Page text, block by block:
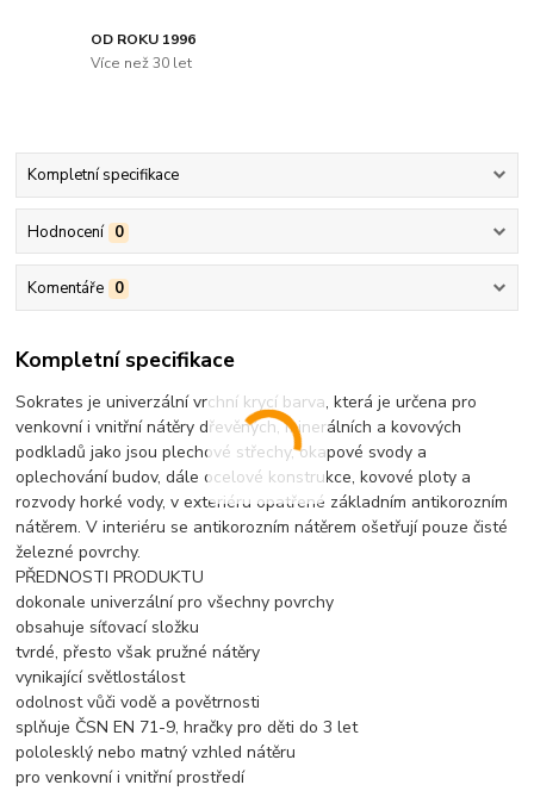
OD ROKU 1996
Více než 30 let
Kompletní specifikace
Hodnocení 0
Komentáře 0
Kompletní specifikace
Sokrates je univerzální vrchní krycí barva, která je určena pro
venkovní i vnitřní nátěry dřevěných, minerálních a kovových
podkladů jako jsou plechové střechy, okapové svody a
oplechování budov, dále ocelové konstrukce, kovové ploty a
rozvody horké vody, v exteriéru opatřené základním antikorozním
nátěrem. V interiéru se antikorozním nátěrem ošetřují pouze čisté
železné povrchy.
PŘEDNOSTI PRODUKTU
dokonale univerzální pro všechny povrchy
obsahuje síťovací složku
tvrdé, přesto však pružné nátěry
vynikající světlostálost
odolnost vůči vodě a povětrnosti
splňuje ČSN EN 71-9, hračky pro děti do 3 let
pololesklý nebo matný vzhled nátěru
pro venkovní i vnitřní prostředí